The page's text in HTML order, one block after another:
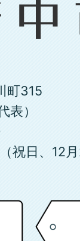
町315
表）
祝日、12